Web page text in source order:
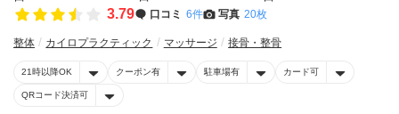
3.79 口コミ 6件 写真 20枚
整体 カイロプラクティック マッサージ 接骨・整骨
21時以降OK クーポン有 駐車場有 カード可
QRコード決済可